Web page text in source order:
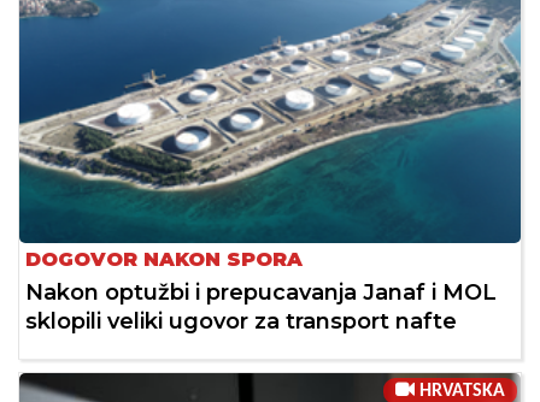
DOGOVOR NAKON SPORA
Nakon optužbi i prepucavanja Janaf i MOL
sklopili veliki ugovor za transport nafte
HRVATSKA